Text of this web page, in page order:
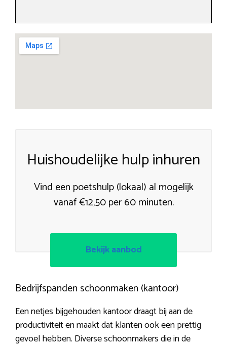
Huishoudelijke hulp inhuren
Vind een poetshulp (lokaal) al mogelijk
vanaf €12,50 per 60 minuten.
Bekijk aanbod
Bedrijfspanden schoonmaken (kantoor)
Een netjes bijgehouden kantoor draagt bij aan de
productiviteit en maakt dat klanten ook een prettig
gevoel hebben. Diverse schoonmakers die in de